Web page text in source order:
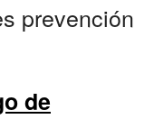
prevención
de